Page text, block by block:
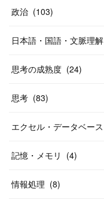
政治 (103)
日本語・国語・文脈理解
思考の成熟度 (24)
思考 (83)
エクセル・データベース
記憶・メモリ (4)
情報処理 (8)